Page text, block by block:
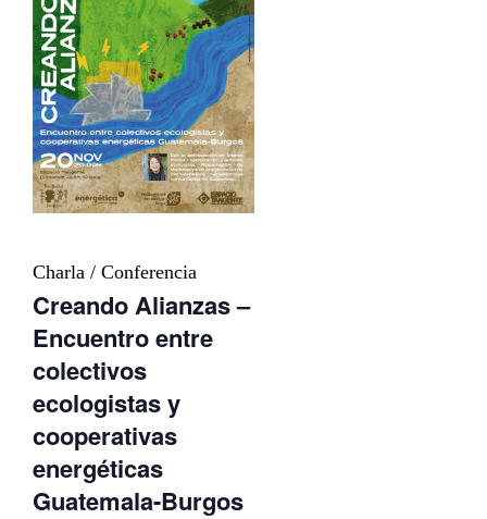
Charla / Conferencia
Creando Alianzas –
Encuentro entre
colectivos
ecologistas y
cooperativas
energéticas
Guatemala-Burgos